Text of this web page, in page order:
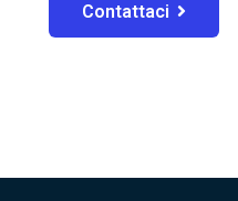
Contattaci